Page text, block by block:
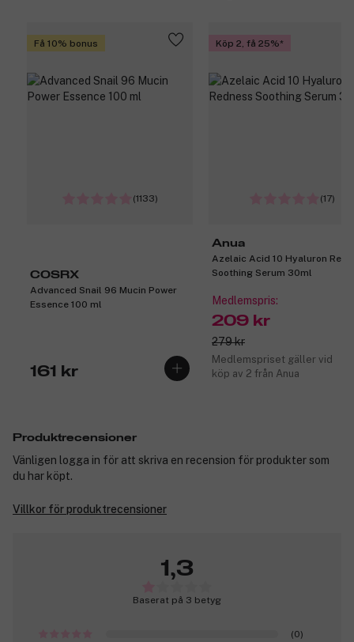
Få 10% bonus
(1133)
COSRX
Advanced Snail 96 Mucin Power
Essence 100 ml
161 kr
Köp 2, få 25%
(17)
Anua
Azelaic Acid 10 Hyaluron
Soothing Serum 30ml
Medlemspris:
209 kr
279 kr
Medlemspriset gäller vid
köp av 2 från Anua
Produktrecensioner
Vänligen logga in för att skriva en recension för produkter som
du har köpt.
Villkor för produktrecensioner
1,3
Baserat på 3 betyg
(0)